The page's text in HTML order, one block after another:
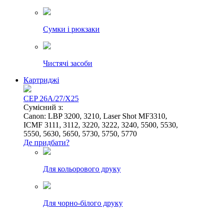
Сумки і рюкзаки
Чистячі засоби
Картриджі
CEP 26A/27/X25
Сумісний з:
Canon: LBP 3200, 3210, Laser Shot MF3310,
ICMF 3111, 3112, 3220, 3222, 3240, 5500, 5530,
5550, 5630, 5650, 5730, 5750, 5770
Де придбати?
Для кольорового друку
Для чорно-білого друку